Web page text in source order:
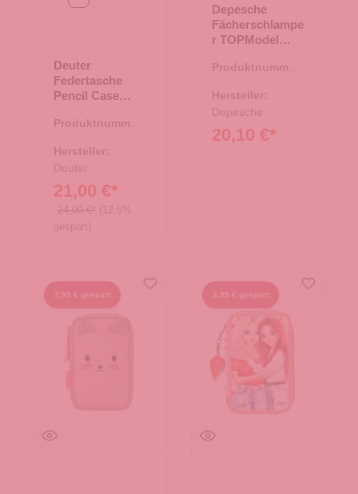
Deuter
Federtasche
Pencil Case
Produktnummer:
Hersteller:
Deuter
21,00 €*
24,00 €* (12.5%
gespart)
Depesche
Fächerschlampe
r TOPModel
Flieder
Produktnummer:
Hersteller:
Depesche
20,10 €*
3,95 € gespart 3,95 € gespart